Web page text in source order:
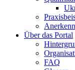
Über das Portal
FAQ